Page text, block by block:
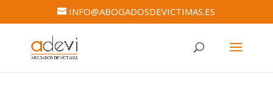
INFO@ABOGADOSDEVICTIMAS.ES